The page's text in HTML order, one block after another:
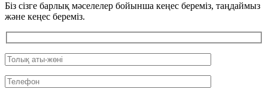
Біз сізге барлық мәселелер бойынша кеңес береміз, таңдаймыз
және кеңес береміз.